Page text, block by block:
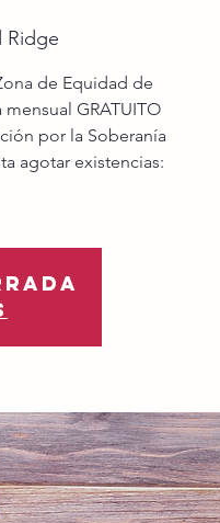
Ridge
de Equidad de
GRATUITO
por la Soberanía
agotar existencias: